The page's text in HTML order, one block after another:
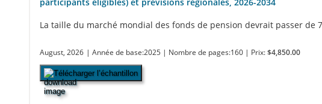
La taille du marché mondial des fonds de pension devrait passer de
August, 2026 | Année de base:2025 | Nombre de pages:160 | Prix:$4,850.00
Télécharger l’échantillon